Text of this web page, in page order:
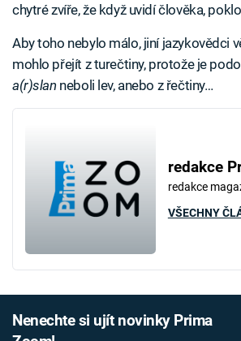
chytré zvíře, že když uvidí člověka,
Aby toho nebylo málo, jiní jazykovědci
mohlo přejít z turečtiny, protože je
a(r)slan neboli lev, anebo z řečtiny…
redakce
redakce
VŠECHNY
Nenechte si ujít novinky Prima